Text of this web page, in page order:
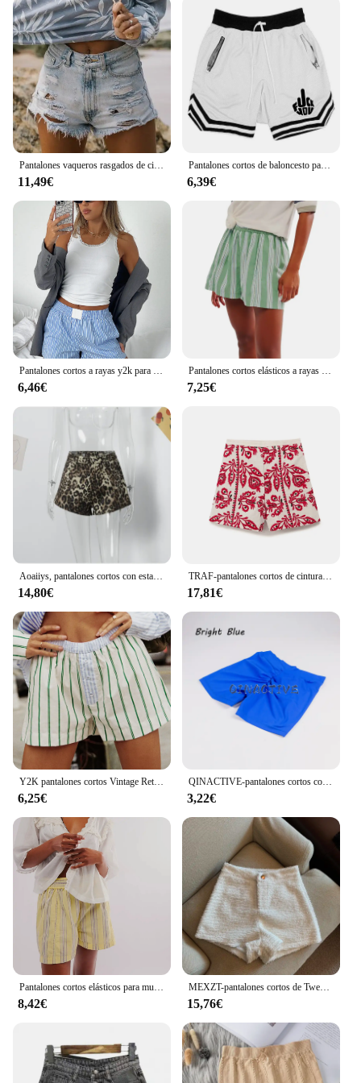
Pantalones vaqueros rasgados de cintura alta para mujer, Bermudas cortas, informales, ajustados, con borlas, punto de cinco puntos, Verano
11,49€
Pantalones cortos de baloncesto para hombre, Shorts deportivos informales de malla para Fitness, transpirables, cinco puntos, ropa para correr, Y2k, Verano
6,39€
Pantalones cortos a rayas y2k para mujer, Shorts holgados de cintura alta elástica, informales, para verano, 2000
6,46€
Pantalones cortos elásticos a rayas para mujer, pantalón corto holgado de cintura alta con bolsillos, ropa de calle de verano de los años 2000
7,25€
14,80€
TRAF-pantalones cortos de cintura alta para mujer, Shorts informales bordados, a la moda, para verano, 2024
17,81€
6,25€
QINACTIVE-pantalones cortos con espalda en V para mujer, ropa de gimnasio, pantalones cortos de ciclismo, mallas elásticas altas, Leggings de Fitness
3,22€
8,42€
MEXZT-pantalones cortos de Tweed para mujer, Shorts elegantes de cintura alta y pierna ancha para oficina, coreanos, blancos y negros, informales, combinan con todo, nuevos
15,76€